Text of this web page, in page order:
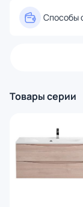
Способы
Товары серии